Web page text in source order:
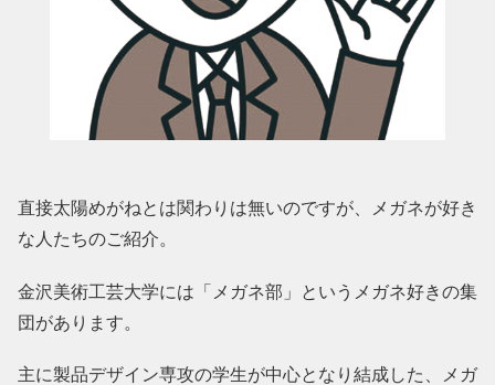
直接太陽めがねとは関わりは無いのですが、メガネが好き
な人たちのご紹介。
金沢美術工芸大学には「メガネ部」というメガネ好きの集
団があります。
主に製品デザイン専攻の学生が中心となり結成した、メガ